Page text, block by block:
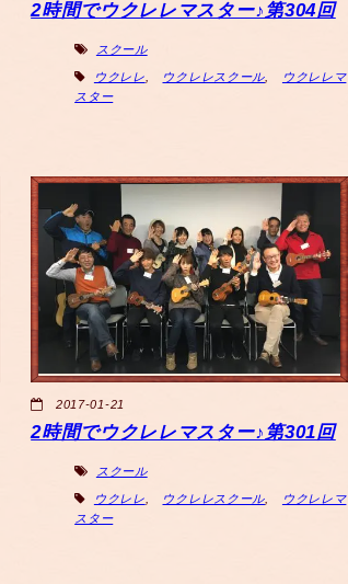
2時間でウクレレマスター♪第304回
スクール
ウクレレ ウクレレスクール
ウクレレマ
スター
2017-01-21
2時間でウクレレマスター♪第301回
スクール
ウクレレ ウクレレスクール
ウクレレマ
スター